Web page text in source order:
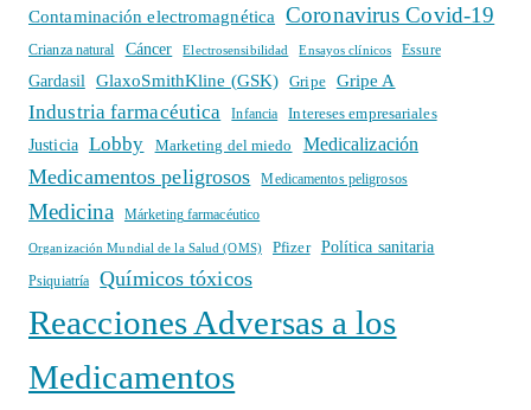
Contaminación electromagnética Coronavirus Covid-19
Crianza natural Cáncer Electrosensibilidad Ensayos clínicos Essure
Gardasil GlaxoSmithKline (GSK) Gripe Gripe A
Industria farmacéutica Infancia
Intereses empresariales
Justicia
Lobby Marketing del miedo Medicalización
Medicamentos peligrosos Medicamentos peligrosos
Medicina Márketing farmacéutico
Organización Mundial de la Salud (OMS) Pfizer Política sanitaria
Psiquiatría Químicos tóxicos
Reacciones Adversas a los
Medicamentos